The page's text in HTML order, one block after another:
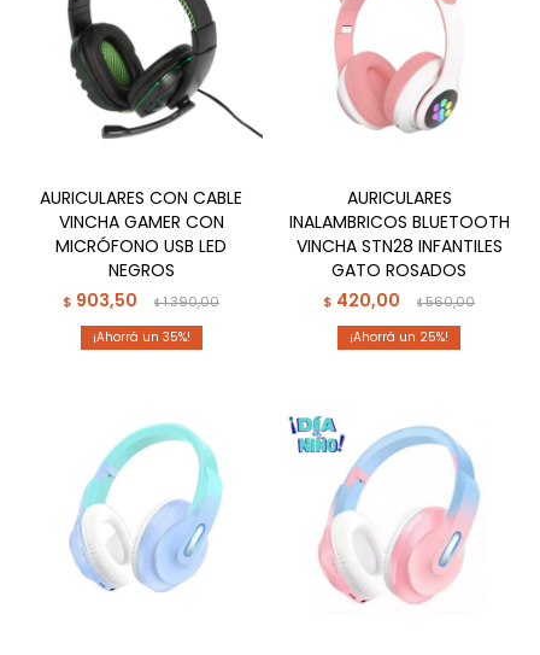
AURICULARES CON CABLE
VINCHA GAMER CON
MICRÓFONO USB LED
NEGROS
$ 903,50 $1.390,00
35
AURICULARES
INALAMBRICOS BLUETOOTH
VINCHA STN28 INFANTILES
GATO ROSADOS
$ 420,00 $560,00
25